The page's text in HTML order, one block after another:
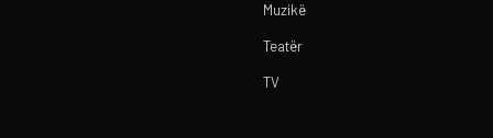
Muzikë
Teatër
TV